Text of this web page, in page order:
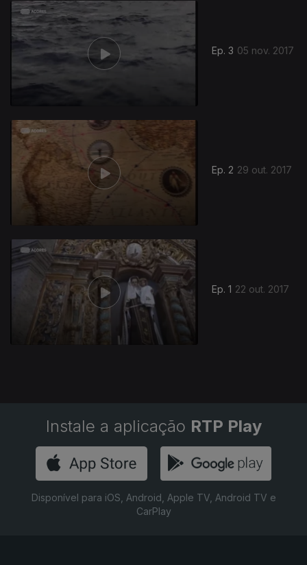
Ep. 3 05 nov. 2017
Ep. 2 29 out. 2017
Ep. 1 22 out. 2017
312093
Instale a aplicação RTP Play
Disponível para iOS, Android, Apple TV, Android TV e
CarPlay